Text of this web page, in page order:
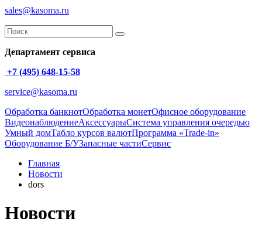
sales@kasoma.ru
Департамент сервиса
+7 (495) 648-15-58
service@kasoma.ru
Обработка банкнотОбработка монетОфисное оборудование
ВидеонаблюдениеАксессуарыСистема управления очередью
Умный домТабло курсов валютПрограмма «Trade-in»
Оборудование Б/УЗапасные частиСервис
Главная
Новости
dors
Новости